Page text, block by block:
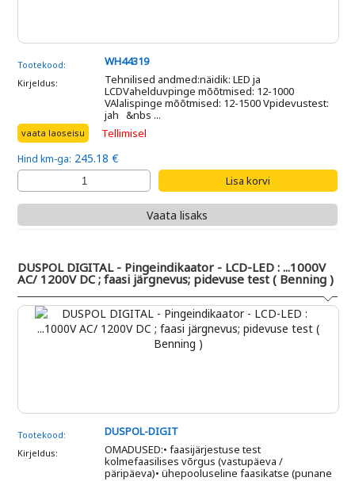
Tootekood: WH44319
Kirjeldus:
Tehnilised andmed:näidik: LED ja
LCDVahelduvpinge mõõtmised: 12-1000
VAlalispinge mõõtmised: 12-1500 Vpidevustest:
jah &nbs ...
vaata laoseisu Tellimisel
Hind km-ga: 245.18 €
Vaata lisaks
DUSPOL DIGITAL - Pingeindikaator - LCD-LED : ...1000V
AC/ 1200V DC ; faasi järgnevus; pidevuse test ( Benning )
Tootekood: DUSPOL-DIGIT
Kirjeldus:
OMADUSED:• faasijärjestuse test
kolmefaasilises võrgus (vastupäeva /
päripäeva)• ühepooluseline faasikatse (punane